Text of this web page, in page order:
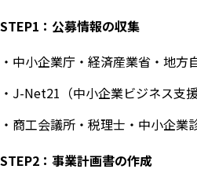
STEP1：公募情報の収集
・中小企業庁・経済産業省・地
・J-Net21（中小企業ビジネス支
・商工会議所・税理士・中小企業
STEP2：事業計画書の作成